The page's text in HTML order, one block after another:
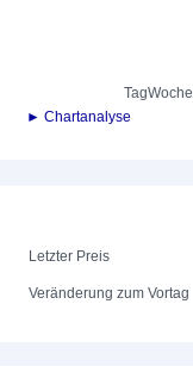
TagWoche
► Chartanalyse
Letzter Preis
Veränderung zum Vortag